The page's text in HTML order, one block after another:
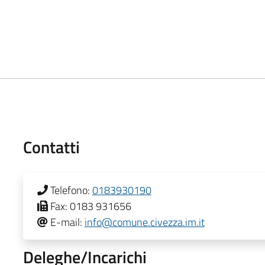
Contatti
Telefono:0183930190
Fax:0183 931656
E-mail: info@comune.civezza.im.it
Deleghe/Incarichi